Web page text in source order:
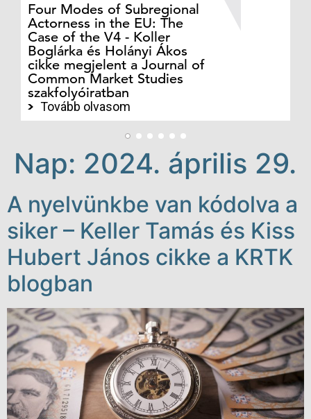
Four Modes of Subregional
Actorness in the EU: The
Case of the V4 - Koller
Boglárka és Holányi Ákos
cikke megjelent a Journal of
Common Market Studies
szakfolyóiratban
Tovább olvasom
Nap: 2024. április 29.
A nyelvünkbe van kódolva a
siker – Keller Tamás és Kiss
Hubert János cikke a KRTK
blogban